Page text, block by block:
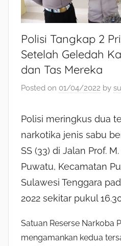
Polisi Tangkap 2
Setelah Geledah
dan Tas Mereka
Posted on 01/04/2022 by
Polisi meringkus dua
narkotika jenis sabu
SS (33) di Jalan Prof.
Puwatu, Kecamatan
Sulawesi Tenggara
2022 sekitar pukul
Satuan Reserse Narkoba
mengamankan kedua